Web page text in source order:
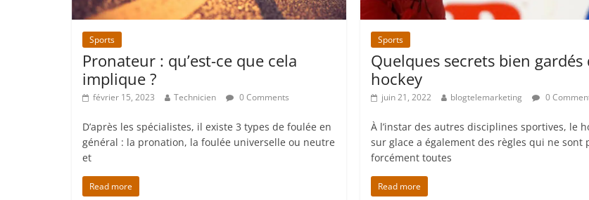
Sports
Pronateur : qu’est-ce que cela
implique ?
février 15, 2023 Technicien 0 Comments
D’après les spécialistes, il existe 3 types de foulée en
général : la pronation, la foulée universelle ou neutre
et
Read more
Sports
Quelques secrets bien gardés
hockey
juin 21, 2022 blogtelemarketing 0
À l’instar des autres disciplines sportives, le
sur glace a également des règles qui ne sont
forcément toutes
Read more